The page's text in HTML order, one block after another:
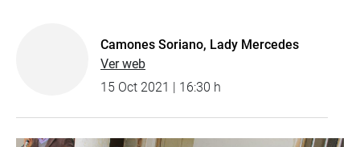
Camones Soriano, Lady Mercedes
Ver web
15 Oct 2021 | 16:30 h